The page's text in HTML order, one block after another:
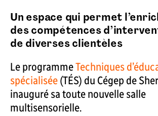
Un espace qui permet
des compétences
de diverses clientèles
Le programmeTechniques
spécialisée(TÉS) du Cégep de
inauguré sa toute nouvelle salle
multisensorielle.